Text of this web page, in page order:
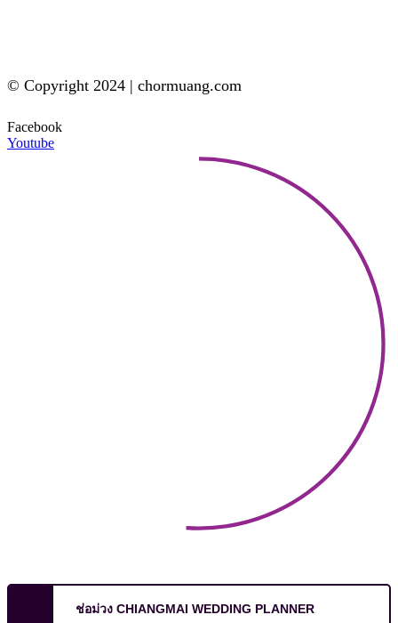
© Copyright 2024 | chormuang.com
Facebook
Youtube
ช่อม่วง CHIANGMAI WEDDING PLANNER